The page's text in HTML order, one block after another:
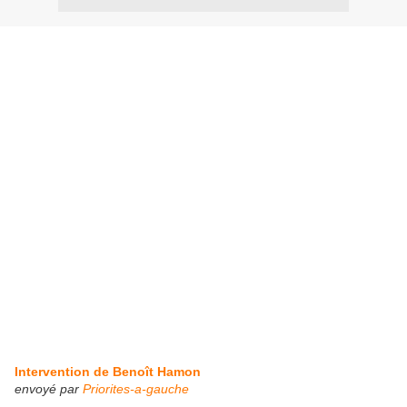
Intervention de Benoît Hamon
envoyé par Priorites-a-gauche